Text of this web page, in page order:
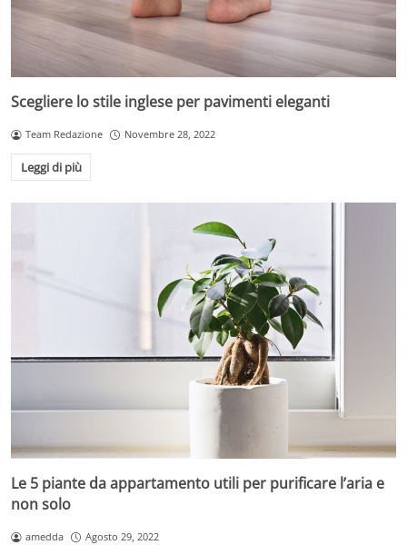
Scegliere lo stile inglese per pavimenti eleganti
Team Redazione Novembre 28, 2022
Leggi di più
Le 5 piante da appartamento utili per purificare l’aria e
non solo
amedda Agosto 29, 2022